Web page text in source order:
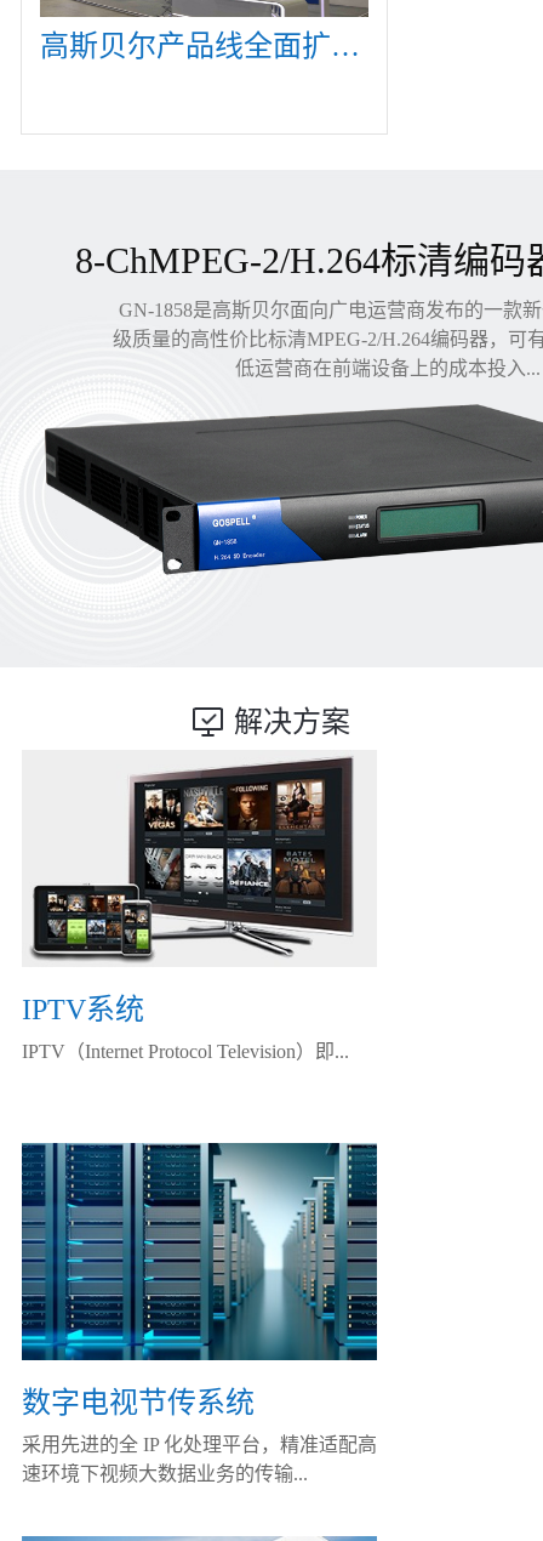
高斯贝尔产品线全面扩展，众多新产品亮相CommunicAsia 2019
8-ChMPEG-2/H.264标清编码
GN-1858是高斯贝尔面向广电运营商发布的一款
级质量的高性价比标清MPEG-2/H.264编码器，可
低运营商在前端设备上的成本投入...
解决方案
IPTV系统
IPTV（Internet Protocol Television）即...
数字电视节传系统
采用先进的全 IP 化处理平台，精准适配高
速环境下视频大数据业务的传输...